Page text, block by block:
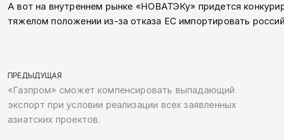
А вот на внутреннем рынке «НОВАТЭКу» придется
тяжелом положении из-за отказа ЕС импортировать
ПРЕДЫДУЩАЯ
«Газпром» сможет компенсировать выпадающий
экспорт при условии реализации всех заявленных
азиатских проектов.